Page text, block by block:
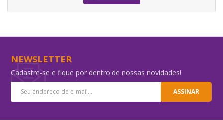
-5%
NEWSLETTER
Cadastre-se e fique por dentro de nossas novidades!
ASSINAR